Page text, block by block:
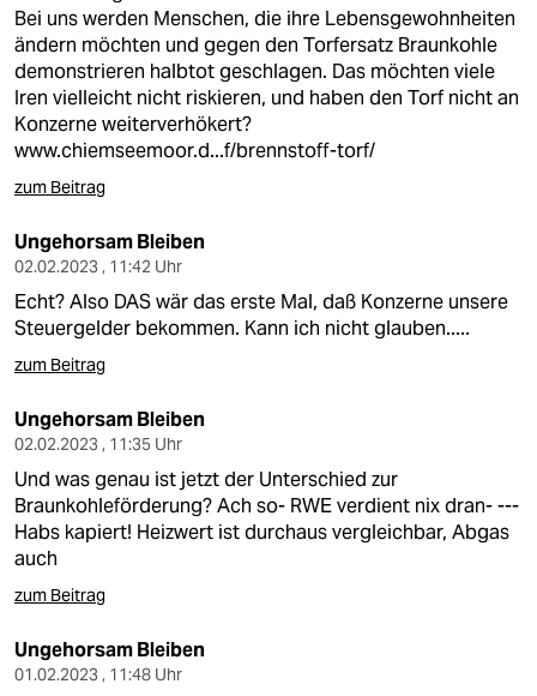
Bei uns werden Menschen, die ihre Lebensgewohnheiten
ändern möchten und gegen den Torfersatz Braunkohle
demonstrieren halbtot geschlagen. Das möchten viele
Iren vielleicht nicht riskieren, und haben den Torf nicht an
Konzerne weiterverhökert?
www.chiemseemoor.d...f/brennstoff-torf/
zum Beitrag
Ungehorsam Bleiben
02.02.2023 , 11:42 Uhr
Echt? Also DAS wär das erste Mal, daß Konzerne unsere
Steuergelder bekommen. Kann ich nicht glauben.....
zum Beitrag
Ungehorsam Bleiben
02.02.2023 , 11:35 Uhr
Und was genau ist jetzt der Unterschied zur
Braunkohleförderung? Ach so- RWE verdient nix dran- ---
Habs kapiert! Heizwert ist durchaus vergleichbar, Abgas
auch
zum Beitrag
Ungehorsam Bleiben
01.02.2023 , 11:48 Uhr